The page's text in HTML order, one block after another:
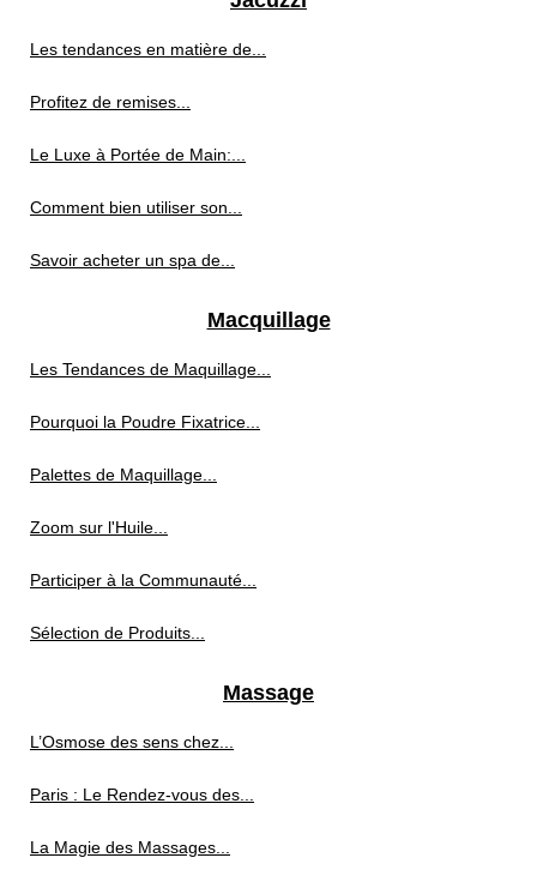
Les tendances en matière de...
Profitez de remises...
Le Luxe à Portée de Main:...
Comment bien utiliser son...
Savoir acheter un spa de...
Macquillage
Les Tendances de Maquillage...
Pourquoi la Poudre Fixatrice...
Palettes de Maquillage...
Zoom sur l'Huile...
Participer à la Communauté...
Sélection de Produits...
Massage
L’Osmose des sens chez...
Paris : Le Rendez-vous des...
La Magie des Massages...